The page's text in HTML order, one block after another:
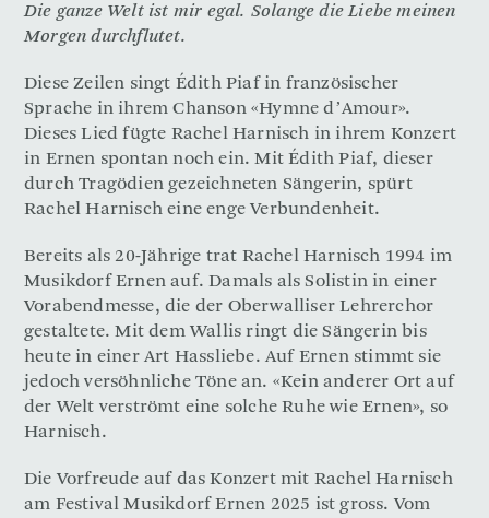
Die ganze Welt ist mir egal. Solange die Liebe meinen
Morgen durchflutet.
Diese Zeilen singt Édith Piaf in französischer
Sprache in ihrem Chanson «Hymne d’Amour».
Dieses Lied fügte Rachel Harnisch in ihrem Konzert
in Ernen spontan noch ein. Mit Édith Piaf, dieser
durch Tragödien gezeichneten Sängerin, spürt
Rachel Harnisch eine enge Verbundenheit.
Bereits als 20-Jährige trat Rachel Harnisch 1994 im
Musikdorf Ernen auf. Damals als Solistin in einer
Vorabendmesse, die der Oberwalliser Lehrerchor
gestaltete. Mit dem Wallis ringt die Sängerin bis
heute in einer Art Hassliebe. Auf Ernen stimmt sie
jedoch versöhnliche Töne an. «Kein anderer Ort auf
der Welt verströmt eine solche Ruhe wie Ernen», so
Harnisch.
Die Vorfreude auf das Konzert mit Rachel Harnisch
am Festival Musikdorf Ernen 2025 ist gross. Vom